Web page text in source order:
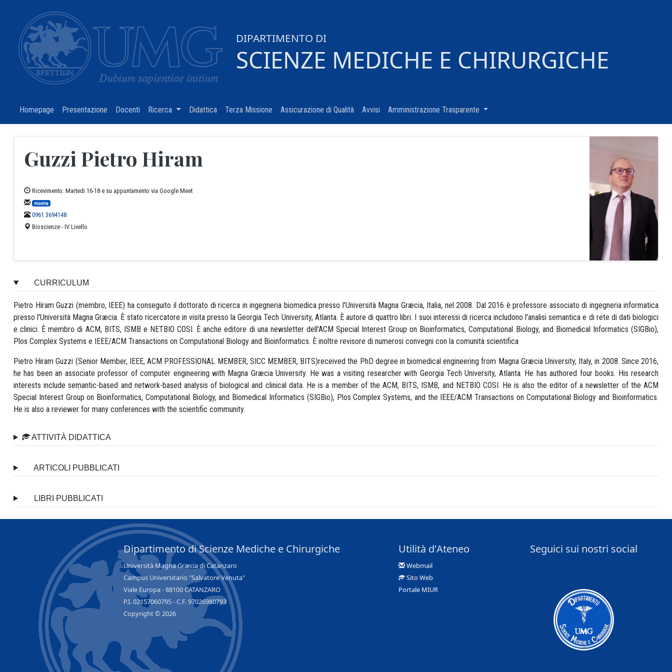
DIPARTIMENTO DI
SCIENZE MEDICHE E CHIRURGICHE
Homepage (current)
Presentazione (current)
Docenti (current)
Ricerca (current)Didattica(current)
Terza Missione (current)
Assicurazione di Qualità(current)
Avvisi (current)
Amministrazione Trasparente (current)
Guzzi Pietro Hiram
Ricevimento: Martedi 16-18 e su appuntamento via Google Meet
mostra
0961 3694148
Bioscienze - IV Livello
CURRICULUM
Pietro Hiram Guzzi (membro, IEEE) ha conseguito il dottorato di ricerca in ingegneria biomedica presso l'Università Magna Græcia, Italia, nel 2008. Dal 2016 è professore associato di ingegneria informatica
presso l'Università Magna Græcia. È stato ricercatore in visita presso la Georgia Tech University, Atlanta. È autore di quattro libri. I suoi interessi di ricerca includono l'analisi semantica e di rete di dati biologici
e clinici. È membro di ACM, BITS, ISMB e NETBIO COSI. È anche editore di una newsletter dell'ACM Special Interest Group on Bioinformatics, Computational Biology, and Biomedical Informatics (SIGBio),
Plos Complex Systems e IEEE/ACM Transactions on Computational Biology and Bioinformatics. È inoltre revisore di numerosi convegni con la comunità scientifica
Pietro Hiram Guzzi (Senior Member, IEEE, ACM PROFESSIONAL MEMBER, SICC MEMBER, BITS)received the PhD degree in biomedical engineering from Magna Græcia University, Italy, in 2008. Since 2016,
he has been an associate professor of computer engineering with Magna Græcia University. He was a visiting researcher with Georgia Tech University, Atlanta. He has authored four books. His research
interests include semantic-based and network-based analysis of biological and clinical data. He is a member of the ACM, BITS, ISMB, and NETBIO COSI. He is also the editor of a newsletter of the ACM
Special Interest Group on Bioinformatics, Computational Biology, and Biomedical Informatics (SIGBio), Plos Complex Systems, and the IEEE/ACM Transactions on Computational Biology and Bioinformatics.
He is also a reviewer for many conferences with the scientific community.
ATTIVITÀ DIDATTICA
ARTICOLI PUBBLICATI
LIBRI PUBBLICATI
Dipartimento di Scienze Mediche e Chirurgiche
Università Magna Græcia di Catanzaro
Campus Universitario "Salvatore Venuta"
Viale Europa - 88100 CATANZARO
P.I. 02157060795 - C.F. 97026980793
Copyright © 2026
Utilità d'Ateneo
Webmail
Sito Web
Portale MIUR
Seguici sui nostri social